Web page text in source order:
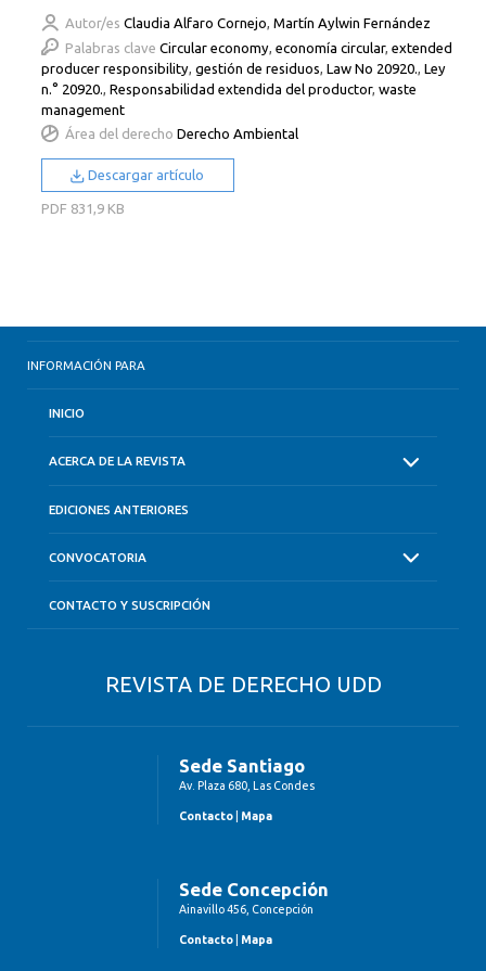
Autor/es Claudia Alfaro Cornejo,Martín Aylwin Fernández
Palabras clave Circular economy ,economía circular,extended
producer responsibility ,gestión de residuos ,Law No 20920. ,Ley
n.° 20920.
,Responsabilidad extendida del productor,waste
management
Área del derecho Derecho Ambiental
Descargar artículo
PDF 831,9 KB
INFORMACIÓN PARA
INICIO
ACERCA DE LA REVISTA
EDICIONES ANTERIORES
CONVOCATORIA
CONTACTO Y SUSCRIPCIÓN
REVISTA DE DERECHO UDD
Sede Santiago
Av. Plaza 680, Las Condes
Contacto Mapa
Sede Concepción
Ainavillo 456, Concepción
Contacto Mapa